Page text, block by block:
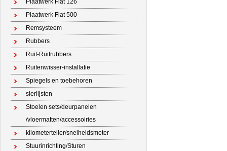
Plaatwerk Fiat 126
Plaatwerk Fiat 500
Remsysteem
Rubbers
Ruit-Ruitrubbers
Ruitenwisser-installatie
Spiegels en toebehoren
sierlijsten
Stoelen sets/deurpanelen
/vloermatten/accessoiries
kilometerteller/snelheidsmeter
Stuurinrichting/Sturen